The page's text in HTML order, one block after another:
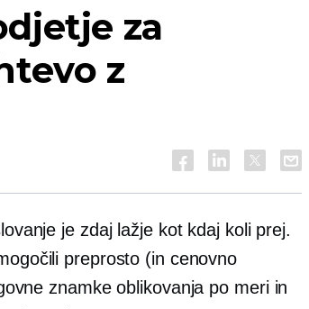
za
z
je zdaj lažje kot kdaj koli prej.
preprosto (in cenovno
znamke oblikovanja po meri in